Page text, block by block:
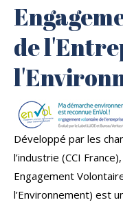
de
Développé par les
l’industrie (CCI
Engagement
l’Environnement) est